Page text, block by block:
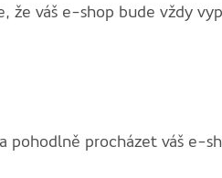
že váš e-shop bude vždy
pohodlně procházet váš e-